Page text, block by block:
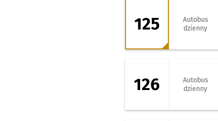
125 - kierunek
125
Autobus
dzienny
126
Autobus
dzienny